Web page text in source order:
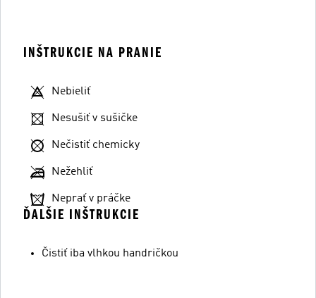
INŠTRUKCIE NA PRANIE
Nebieliť
Nesušiť v sušičke
Nečistiť chemicky
Nežehliť
Neprať v práčke
ĎALŠIE INŠTRUKCIE
Čistiť iba vlhkou handričkou